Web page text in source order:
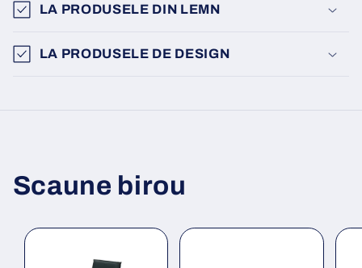
LA PRODUSELE DIN LEMN
LA PRODUSELE DE DESIGN
Scaune birou